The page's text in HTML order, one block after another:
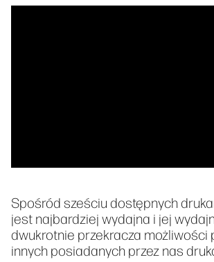
Spośród sześciu dostępnych
jest najbardziej wydajna i jej
dwukrotnie przekracza możliwości
innych posiadanych przez nas